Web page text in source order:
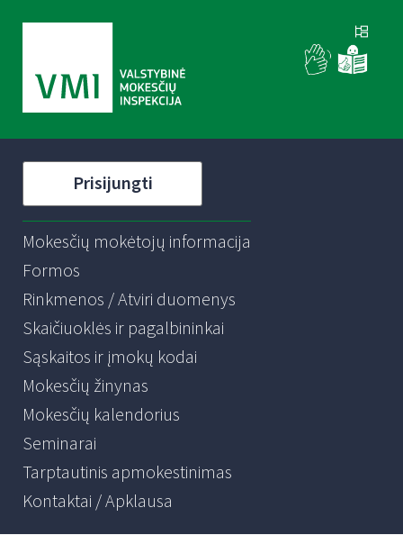
Prisijungti
Mokesčių mokėtojų informacija
Formos
Rinkmenos / Atviri duomenys
Skaičiuoklės ir pagalbininkai
Sąskaitos ir įmokų kodai
Mokesčių žinynas
Mokesčių kalendorius
Seminarai
Tarptautinis apmokestinimas
Kontaktai / Apklausa